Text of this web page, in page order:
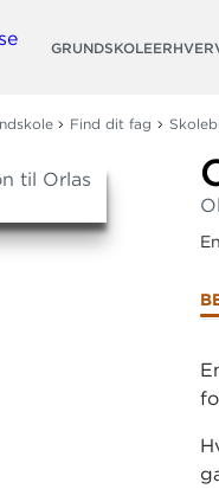
GRUNDSKOLE
Find dit fag